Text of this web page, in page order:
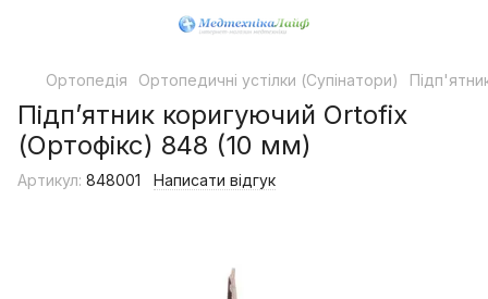
Ортопедія Ортопедичні устілки (Супінатори)
Підп’ятник коригуючий Ortofix
(Ортофікс) 848 (10 мм)
Артикул: 848001 Написати відгук